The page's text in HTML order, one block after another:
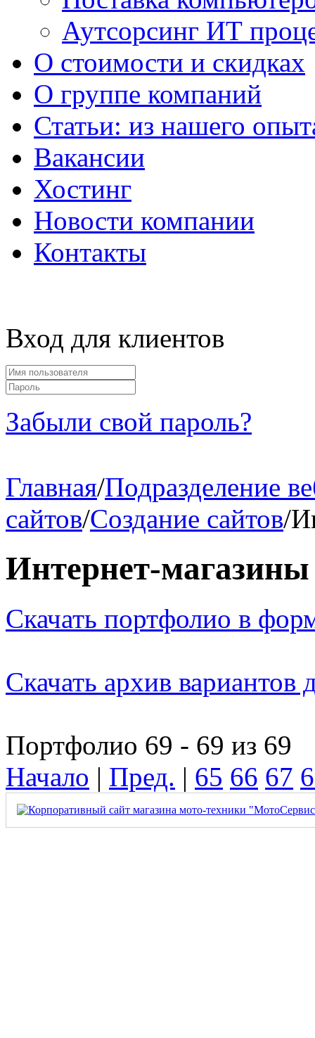
Аутсорсинг ИТ
О стоимости и скидках
О группе компаний
Статьи: из нашего
Вакансии
Хостинг
Новости компании
Контакты
Вход для клиентов
Забыли свой пароль?
Главная/Подразделение
сайтов/Создание сайтов/
Интернет-магазины
Скачать портфолио в
Скачать архив вариантов
Портфолио 69 - 69 из 69
Начало | Пред. | 65 66 67